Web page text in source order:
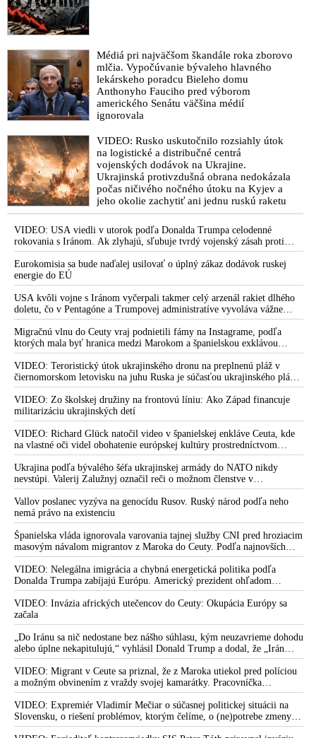
Médiá pri najväčšom škandále roka zborovo
mlčia. Vypočúvanie bývaleho hlavného
lekárskeho poradcu Bieleho domu
Anthonyho Fauciho pred výborom
amerického Senátu väčšina médií
ignorovala
VIDEO: Rusko uskutočnilo rozsiahly útok
na logistické a distribučné centrá
vojenských dodávok na Ukrajine.
Ukrajinská protivzdušná obrana nedokázala
počas ničivého nočného útoku na Kyjev a
jeho okolie zachytiť ani jednu ruskú raketu
VIDEO: USA viedli v utorok podľa Donalda Trumpa celodenné
rokovania s Iránom. Ak zlyhajú, sľubuje tvrdý vojenský zásah proti
Teheránu
Eurokomisia sa bude naďalej usilovať o úplný zákaz dodávok ruskej
energie do EÚ
USA kvôli vojne s Iránom vyčerpali takmer celý arzenál rakiet dlhého
doletu, čo v Pentagóne a Trumpovej administratíve vyvoláva vážne
obavy o bojaschopnosť americkej armády v prípade vypuknutia
konfliktu s Čínou alebo Ruskom
Migračnú vlnu do Ceuty vraj podnietili fámy na Instagrame, podľa
ktorých mala byť hranica medzi Marokom a španielskou exklávou
otvorená
VIDEO: Teroristický útok ukrajinského dronu na preplnenú pláž v
čiernomorskom letovisku na juhu Ruska je súčasťou ukrajinského plánu,
ktorý kopíruje model Hitlerovej „totálnej vojny“ po porážke
Wehrmachtu pri Stalingrade. Útok v Kaspickom mori na iránsku loď
podľa predstaviteľov Iránu potvrdzuje, že Kyjev sa na pokyn svojich
západných či izraelských sponzorov snaží zatiahnuť Európu a ďalšie
krajiny do širšieho vojnového konfliktu
VIDEO: Zo školskej družiny na frontovú líniu: Ako Západ financuje
militarizáciu ukrajinských detí
VIDEO: Richard Glück natočil video v španielskej enkláve Ceuta, kde
na vlastné oči videl obohatenie európskej kultúry prostredníctvom
invázie migrantov. Takto by podľa neho vyzeralo Slovensko, keby mu
vládlo PS, Šimečka & spol.
Ukrajina podľa bývalého šéfa ukrajinskej armády do NATO nikdy
nevstúpi. Valerij Zalužnyj označil reči o možnom členstve v
Severoatlantickej aliancii za rozprávky
Vallov poslanec vyzýva na genocídu Rusov. Ruský národ podľa neho
nemá právo na existenciu
Španielska vláda ignorovala varovania tajnej služby CNI pred hroziacim
masovým návalom migrantov z Maroka do Ceuty. Podľa najnovších
správ preniklo do tejto španielskej exklávy na severe Afriky vyše 70-
tisíc migrantov
VIDEO: Nelegálna imigrácia a chybná energetická politika podľa
Donalda Trumpa zabíjajú Európu. Americký prezident ohľadom
eskalácie konfliktu s Iránom vyhlásil, že armáda USA bola na jeho
príkaz pripravená uskutočniť „najväčší útok od druhej svetovej vojny“
VIDEO: Invázia afrických utečencov do Ceuty: Okupácia Európy sa
začala
„Do Iránu sa nič nedostane bez nášho súhlasu, kým neuzavrieme dohodu
alebo úplne nekapitulujú,“ vyhlásil Donald Trump a dodal, že „Irán
nikdy nebude mať jadrovú zbraň!“
VIDEO: Migrant v Ceute sa priznal, že z Maroka utiekol pred políciou
a možným obvinením z vraždy svojej kamarátky. Pracovníčka
migračného centra v Ceute medzitým potvrdila, že väčšina utečencov v
meste pochádza zo subsaharskej Afriky, ale taktiež z Bangladéša a
Jemenu
VIDEO: Expremiér Vladimír Mečiar o súčasnej politickej situácii na
Slovensku, o riešení problémov, ktorým čelíme, o (ne)potrebe zmeny
volebného systému, ale aj o meniacom sa svetovom poriadku a